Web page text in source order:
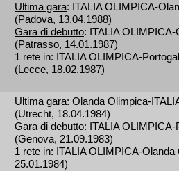
Ultima gara: ITALIA OLIMPICA-
(Padova, 13.04.1988)
Gara di debutto: ITALIA
(Patrasso, 14.01.1987)
1 rete in: ITALIA OLIMPICA-
(Lecce, 18.02.1987)
Ultima gara: Olanda Olimpica-
(Utrecht, 18.04.1984)
Gara di debutto: ITALIA
(Genova, 21.09.1983)
1 rete in: ITALIA OLIMPICA-
25.01.1984)